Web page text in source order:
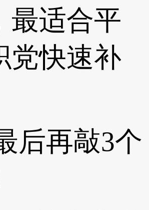
最适合平
党快速补
后再敲3个